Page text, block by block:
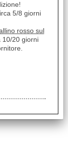
5/8 giorni
rosso sul
10/20 giorni